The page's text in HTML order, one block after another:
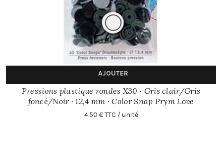
AJOUTER
Pressions plastique rondes X30 · Gris clair/Gris
foncé/Noir · 12,4 mm · Color Snap Prym Love
4.50 € TTC / unité